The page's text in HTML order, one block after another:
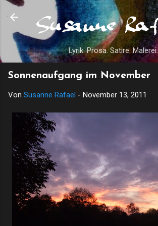
Direkt zum Hauptbereich
Lyrik. Prosa. Satire. Malerei.
Sonnenaufgang im November
Von Susanne Rafael - November 13, 2011